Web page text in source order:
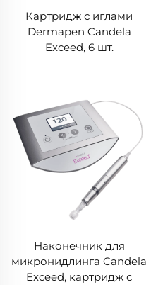
Картридж с иглами
Dermapen Candela
Exceed, 6 шт.
Наконечник для
микронидлинга Candela
Exceed, картридж с